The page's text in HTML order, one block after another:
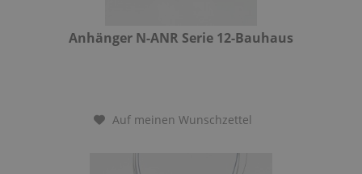
Anhänger N-ANR Serie 12-Bauhaus
Auf meinen Wunschzettel